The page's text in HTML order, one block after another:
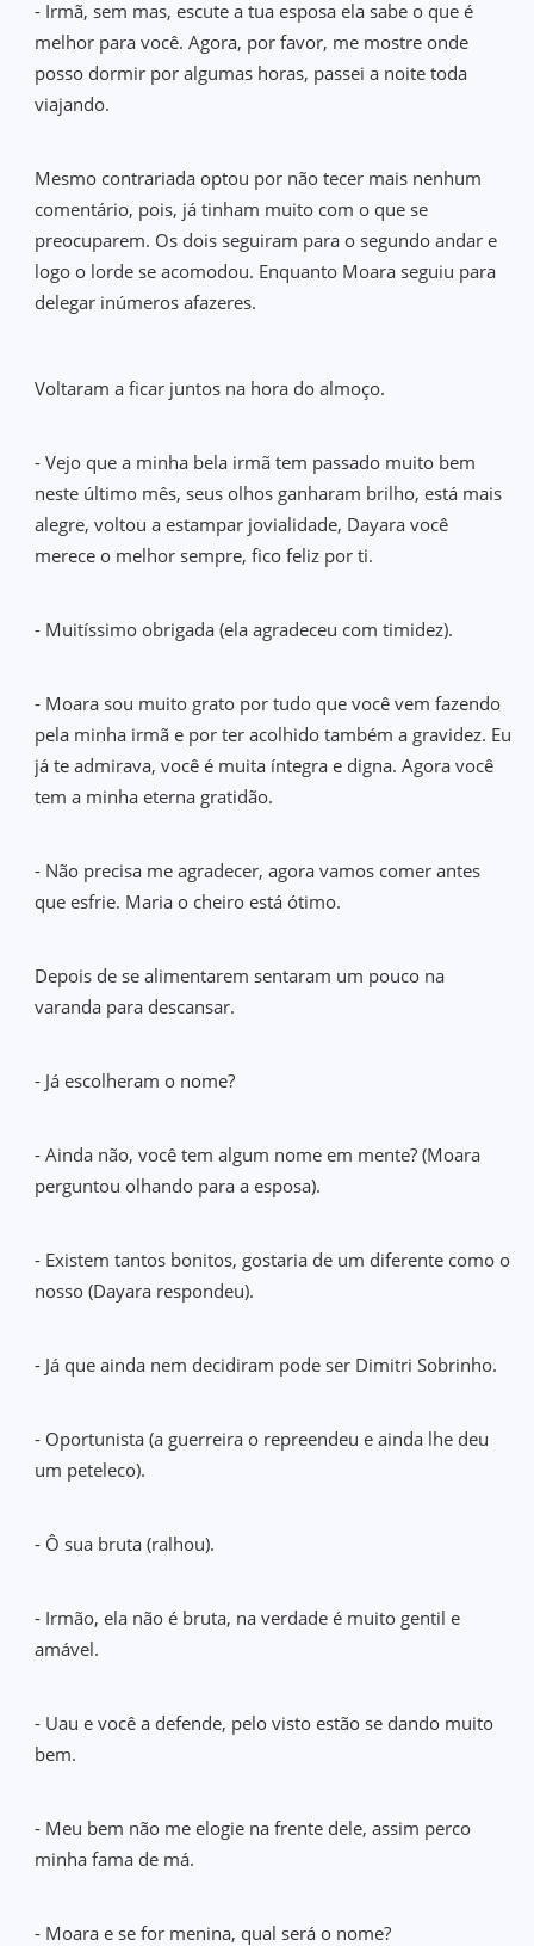
- Irmã, sem mas, escute a tua esposa ela sabe o que é
melhor para você. Agora, por favor, me mostre onde
posso dormir por algumas horas, passei a noite toda
viajando.
Mesmo contrariada optou por não tecer mais nenhum
comentário, pois, já tinham muito com o que se
preocuparem. Os dois seguiram para o segundo andar e
logo o lorde se acomodou. Enquanto Moara seguiu para
delegar inúmeros afazeres.
Voltaram a ficar juntos na hora do almoço.
- Vejo que a minha bela irmã tem passado muito bem
neste último mês, seus olhos ganharam brilho, está mais
alegre, voltou a estampar jovialidade, Dayara você
merece o melhor sempre, fico feliz por ti.
- Muitíssimo obrigada (ela agradeceu com timidez).
- Moara sou muito grato por tudo que você vem fazendo
pela minha irmã e por ter acolhido também a gravidez. Eu
já te admirava, você é muita íntegra e digna. Agora você
tem a minha eterna gratidão.
- Não precisa me agradecer, agora vamos comer antes
que esfrie. Maria o cheiro está ótimo.
Depois de se alimentarem sentaram um pouco na
varanda para descansar.
- Já escolheram o nome?
- Ainda não, você tem algum nome em mente? (Moara
perguntou olhando para a esposa).
- Existem tantos bonitos, gostaria de um diferente como o
nosso (Dayara respondeu).
- Já que ainda nem decidiram pode ser Dimitri Sobrinho.
- Oportunista (a guerreira o repreendeu e ainda lhe deu
um peteleco).
- Ô sua bruta (ralhou).
- Irmão, ela não é bruta, na verdade é muito gentil e
amável.
- Uau e você a defende, pelo visto estão se dando muito
bem.
- Meu bem não me elogie na frente dele, assim perco
minha fama de má.
- Moara e se for menina, qual será o nome?